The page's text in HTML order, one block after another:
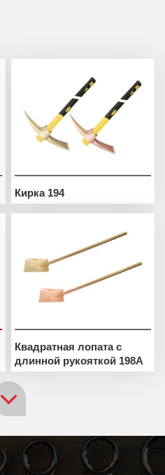
Кирка 194
Квадратная лопата с
длинной рукояткой 198A